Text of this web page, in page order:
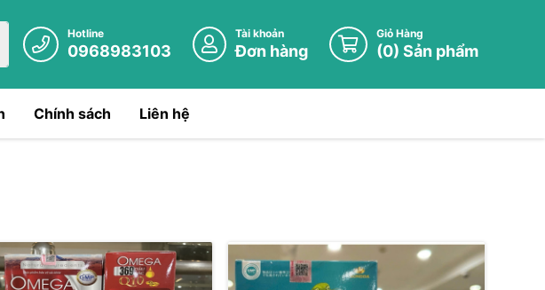
Hotline
0968983103
Tài khoản
Đơn hàng
Giỏ Hàng
(0) Sản phẩm
Chính sách Liên hệ